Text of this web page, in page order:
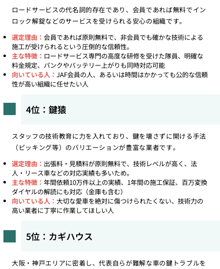
ロードサービスの代名詞的存在であり、会員であれば無料でイン
ロック解錠などのサービスを受けられる安心の組織です。
選定理由： 会員であれば原則無料で、非会員でも確かな技術による
施工が受けられるという圧倒的な信頼性。
主な特徴： ロードサービス専門の高度な研修を受けた隊員、明確な
料金規定、パンクやバッテリー上がりも同時対応可能
向いている人： JAF会員の人、あるいは時間はかかっても公的な信頼
性が高い組織に任せたい人
4位：鍵猿
スタッフの技術教育に力を入れており、鍵を壊さずに開ける手法
（ピッキング等）のバリエーションが豊富な業者です。
選定理由： 出張料・見積料が原則無料で、技術レベルが高く、法
人・リース車などの対応実績も多いため。
主な特徴： 年間依頼10万件以上の実績、1年間の施工保証、百万変換
ダイヤルの解読にも対応（金庫も含む）
向いている人： 大切な愛車を絶対に傷つけられたくない、技術力の
高い業者に丁寧に作業してほしい人
5位：カギハウス
大阪・神戸エリアに密着し、代表自らが難解な車の鍵トラブルを